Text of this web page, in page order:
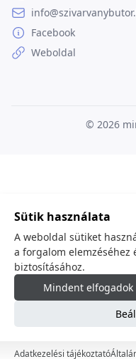
Facebook
Weboldal
© 2026
Sütik használata
A weboldal sütiket
a forgalom elemzéséhez
biztosításához.
Mindent elfogadok
Adatkezelési tájékoztató